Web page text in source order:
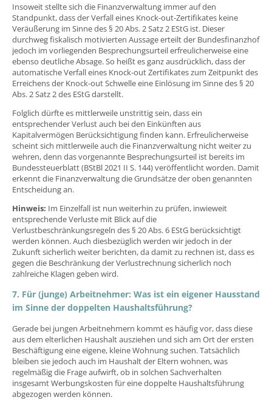
Insoweit stellte sich die Finanzverwaltung immer auf den
Standpunkt, dass der Verfall eines Knock-out-Zertifikates keine
Veräußerung im Sinne des § 20 Abs. 2 Satz 2 EStG ist. Dieser
durchweg fiskalisch motivierten Aussage erteilt der Bundesfinanzhof
jedoch im vorliegenden Besprechungsurteil erfreulicherweise eine
ebenso deutliche Absage. So heißt es ganz ausdrücklich, dass der
automatische Verfall eines Knock-out Zertifikates zum Zeitpunkt des
Erreichens der Knock-out Schwelle eine Einlösung im Sinne des § 20
Abs. 2 Satz 2 des EStG darstellt.
Folglich dürfte es mittlerweile unstrittig sein, dass ein
entsprechender Verlust auch bei den Einkünften aus
Kapitalvermögen Berücksichtigung finden kann. Erfreulicherweise
scheint sich mittlerweile auch die Finanzverwaltung nicht weiter zu
wehren, denn das vorgenannte Besprechungsurteil ist bereits im
Bundessteuerblatt (BStBl 2021 II S. 144) veröffentlicht worden. Damit
erkennt die Finanzverwaltung die Grundsätze der oben genannten
Entscheidung an.
Hinweis: Im Einzelfall ist nun weiterhin zu prüfen, inwieweit
entsprechende Verluste mit Blick auf die
Verlustbeschränkungsregeln des § 20 Abs. 6 EStG berücksichtigt
werden können. Auch diesbezüglich werden wir jedoch in der
Zukunft sicherlich weiter berichten, da damit zu rechnen ist, dass es
gegen die Beschränkung der Verlustrechnung sicherlich noch
zahlreiche Klagen geben wird.
7. Für (junge) Arbeitnehmer: Was ist ein eigener Hausstand
im Sinne der doppelten Haushaltsführung?
Gerade bei jungen Arbeitnehmern kommt es häufig vor, dass diese
aus dem elterlichen Haushalt ausziehen und sich am Ort der ersten
Beschäftigung eine eigene, kleine Wohnung suchen. Tatsächlich
bleiben sie jedoch auch im Haushalt der Eltern wohnen, was
regelmäßig die Frage aufwirft, ob in solchen Sachverhalten
insgesamt Werbungskosten für eine doppelte Haushaltsführung
abgezogen werden können.